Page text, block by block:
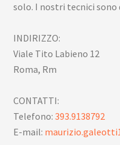
solo. I nostri tecnici
INDIRIZZO:
Viale Tito Labieno 12
Roma, Rm
CONTATTI:
Telefono:393.9138792
E-mail: